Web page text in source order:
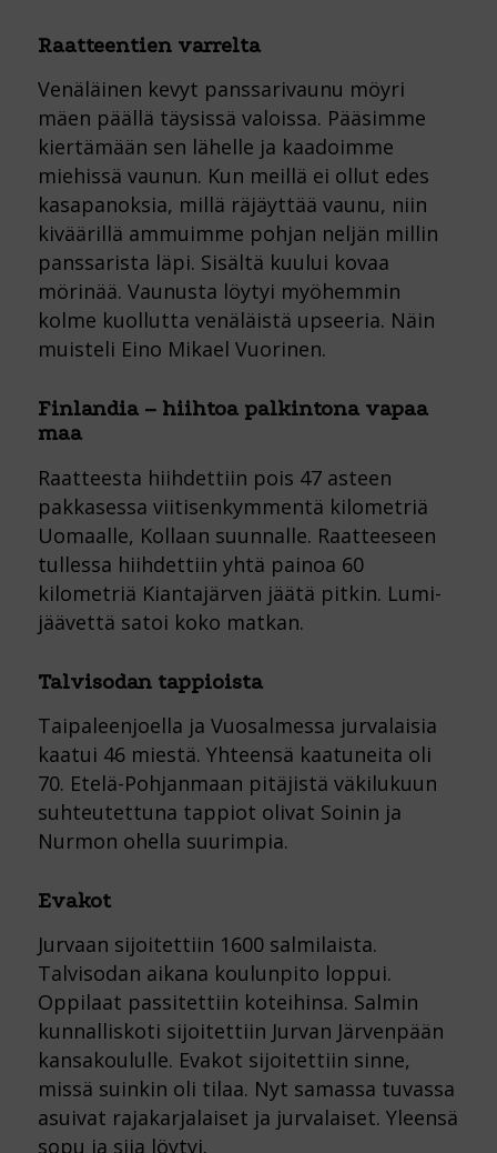
Raatteentien varrelta
Venäläinen kevyt panssarivaunu möyri
mäen päällä täysissä valoissa. Pääsimme
kiertämään sen lähelle ja kaadoimme
miehissä vaunun. Kun meillä ei ollut edes
kasapanoksia, millä räjäyttää vaunu, niin
kiväärillä ammuimme pohjan neljän millin
panssarista läpi. Sisältä kuului kovaa
mörinää. Vaunusta löytyi myöhemmin
kolme kuollutta venäläistä upseeria. Näin
muisteli Eino Mikael Vuorinen.
Finlandia – hiihtoa palkintona vapaa
maa
Raatteesta hiihdettiin pois 47 asteen
pakkasessa viitisenkymmentä kilometriä
Uomaalle, Kollaan suunnalle. Raatteeseen
tullessa hiihdettiin yhtä painoa 60
kilometriä Kiantajärven jäätä pitkin. Lumi-
jäävettä satoi koko matkan.
Talvisodan tappioista
Taipaleenjoella ja Vuosalmessa jurvalaisia
kaatui 46 miestä. Yhteensä kaatuneita oli
70. Etelä-Pohjanmaan pitäjistä väkilukuun
suhteutettuna tappiot olivat Soinin ja
Nurmon ohella suurimpia.
Evakot
Jurvaan sijoitettiin 1600 salmilaista.
Talvisodan aikana koulunpito loppui.
Oppilaat passitettiin koteihinsa. Salmin
kunnalliskoti sijoitettiin Jurvan Järvenpään
kansakoululle. Evakot sijoitettiin sinne,
missä suinkin oli tilaa. Nyt samassa tuvassa
asuivat rajakarjalaiset ja jurvalaiset. Yleensä
sopu ja sija löytyi.